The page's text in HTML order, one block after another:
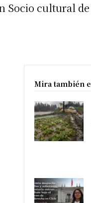
Socio cultural
Mira también